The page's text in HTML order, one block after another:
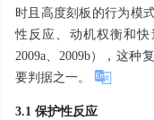
时且高度刻板的行为模
性反应、动机权衡和
2009a、2009b），这种
要判据之一。
3.1 保护性反应